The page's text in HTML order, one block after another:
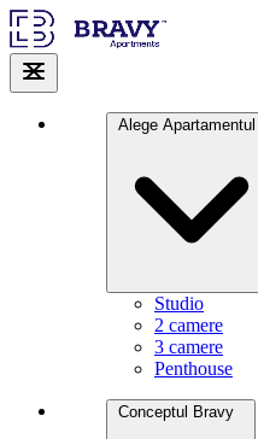
Alege Apartamentul
Studio
2 camere
3 camere
Penthouse
Conceptul Bravy